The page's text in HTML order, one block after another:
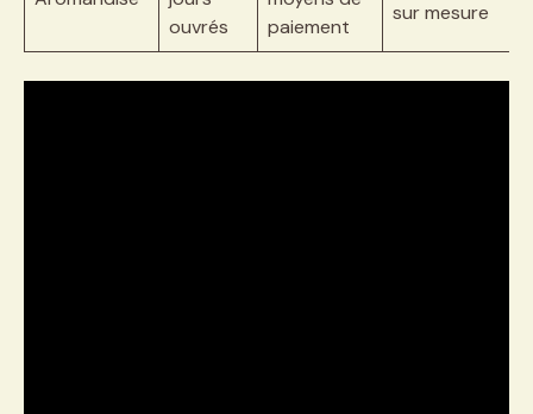
ouvrés
paiement
sur mesure